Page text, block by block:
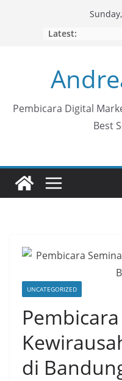
Latest:
Pembicara Digital
Best
UNCATEGORIZED
di